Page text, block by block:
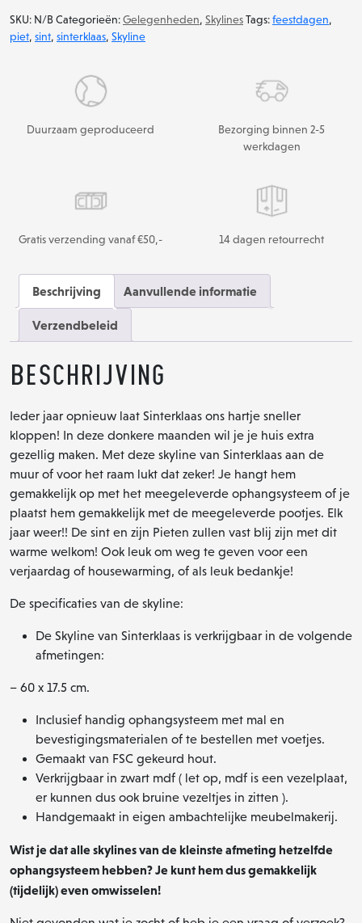
aantal
SKU:N/BCategorieën:Gelegenheden, SkylinesTags:feestdagen,
piet, sint, sinterklaas, Skyline
Duurzaam geproduceerd
Bezorging binnen 2-5
werkdagen
Gratis verzending vanaf €50,- 14 dagen retourrecht
Beschrijving Aanvullende informatie
Verzendbeleid
Beschrijving
Ieder jaar opnieuw laat Sinterklaas ons hartje sneller
kloppen! In deze donkere maanden wil je je huis extra
gezellig maken. Met deze skyline van Sinterklaas aan de
muur of voor het raam lukt dat zeker! Je hangt hem
gemakkelijk op met het meegeleverde ophangsysteem of je
plaatst hem gemakkelijk met de meegeleverde pootjes. Elk
jaar weer!! De sint en zijn Pieten zullen vast blij zijn met dit
warme welkom! Ook leuk om weg te geven voor een
verjaardag of housewarming, of als leuk bedankje!
De specificaties van de skyline:
De Skyline van Sinterklaas is verkrijgbaar in de volgende
afmetingen:
– 60 x 17.5 cm.
Inclusief handig ophangsysteem met mal en
bevestigingsmaterialen of te bestellen met voetjes.
Gemaakt van FSC gekeurd hout.
Verkrijgbaar in zwart mdf ( let op, mdf is een vezelplaat,
er kunnen dus ook bruine vezeltjes in zitten ).
Handgemaakt in eigen ambachtelijke meubelmakerij.
Wist je dat alle skylines van de kleinste afmeting hetzelfde
ophangsysteem hebben? Je kunt hem dus gemakkelijk
(tijdelijk) even omwisselen!